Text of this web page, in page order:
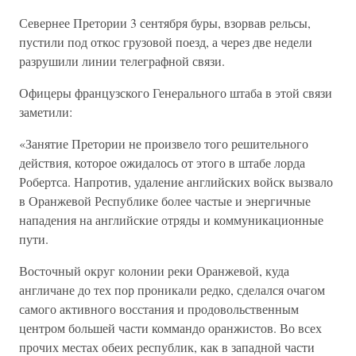
Севернее Претории 3 сентября буры, взорвав рельсы,
пустили под откос грузовой поезд, а через две недели
разрушили линии телеграфной связи.
Офицеры французского Генерального штаба в этой связи
заметили:
«Занятие Претории не произвело того решительного
действия, которое ожидалось от этого в штабе лорда
Робертса. Напротив, удаление английских войск вызвало
в Оранжевой Республике более частые и энергичные
нападения на английские отряды и коммуникационные
пути.
Восточный округ колонии реки Оранжевой, куда
англичане до тех пор проникали редко, сделался очагом
самого активного восстания и продовольственным
центром большей части коммандо оранжистов. Во всех
прочих местах обеих республик, как в западной части